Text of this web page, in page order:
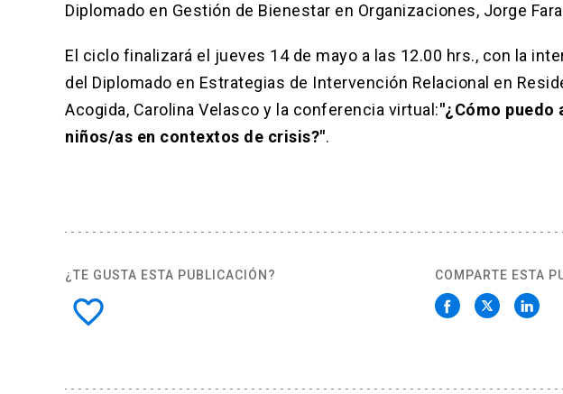
Diplomado en Gestión de Bienestar en Organizaciones, Jorge
El ciclo finalizará el jueves 14 de mayo a las 12.00 hrs., con la
del Diplomado en Estrategias de Intervención Relacional en
Acogida, Carolina Velasco y la conferencia virtual:"¿Cómo puedo
niños/as en contextos de crisis?".
¿TE GUSTA ESTA PUBLICACIÓN?
favorite_border
COMPARTE ESTA